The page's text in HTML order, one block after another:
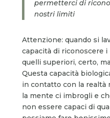
permetterci di
nostri limiti
Attenzione: quando si
capacità di riconoscere
quelli superiori, certo,
Questa capacità
in contatto con la realtà
la mente ci imbrogli e
non essere capaci di